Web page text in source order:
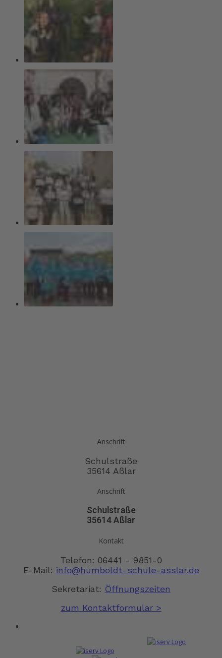
Anschrift
Schulstraße
35614 Aßlar
Anschrift
Schulstraße
35614 Aßlar
Kontakt
Telefon: 06441 - 9851-0
E-Mail: info@humboldt-schule-asslar.de
Sekretariat: Öffnungszeiten
zum Kontaktformular >